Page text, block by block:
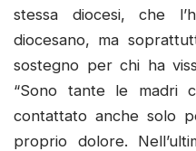
stessa diocesi, che
diocesano, ma
sostegno per chi ha
“Sono tante le madri
contattato anche solo
proprio dolore.